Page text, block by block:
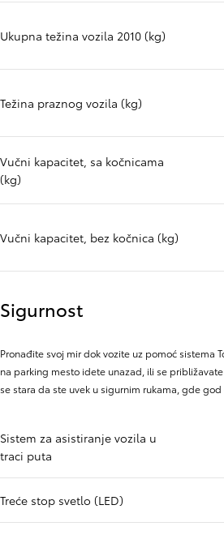
Ukupna težina vozila 2010 (kg)
Težina praznog vozila (kg)
Vučni kapacitet, sa kočnicama
(kg)
Vučni kapacitet, bez kočnica (kg)
Sigurnost
Pronađite svoj mir dok vozite uz pomoć sistema
na parking mesto idete unazad, ili se
se stara da ste uvek u sigurnim rukama, gde god
Sistem za asistiranje vozila u
traci puta
Treće stop svetlo (LED)